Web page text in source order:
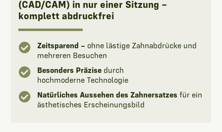
(CAD/CAM) in nur einer Sitzung –
komplett abdruckfrei
 Zeitsparend – ohne lästige Zahnabdrücke und
mehreren Besuchen
 Besonders Präzise durch
hochmoderne Technologie
 Natürliches Aussehen des Zahnersatzes für ein
ästhetisches Erscheinungsbild